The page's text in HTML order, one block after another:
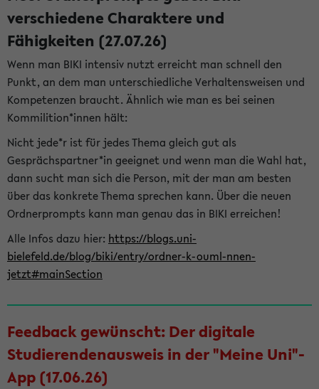
verschiedene Charaktere und
Fähigkeiten (27.07.26)
Wenn man BIKI intensiv nutzt erreicht man schnell den
Punkt, an dem man unterschiedliche Verhaltensweisen und
Kompetenzen braucht. Ähnlich wie man es bei seinen
Kommilition*innen hält:
Nicht jede*r ist für jedes Thema gleich gut als
Gesprächspartner*in geeignet und wenn man die Wahl hat,
dann sucht man sich die Person, mit der man am besten
über das konkrete Thema sprechen kann. Über die neuen
Ordnerprompts kann man genau das in BIKI erreichen!
Alle Infos dazu hier: https://blogs.uni-
bielefeld.de/blog/biki/entry/ordner-k-ouml-nnen-
jetzt#mainSection
Feedback gewünscht: Der digitale
Studierendenausweis in der "Meine Uni"-
App (17.06.26)